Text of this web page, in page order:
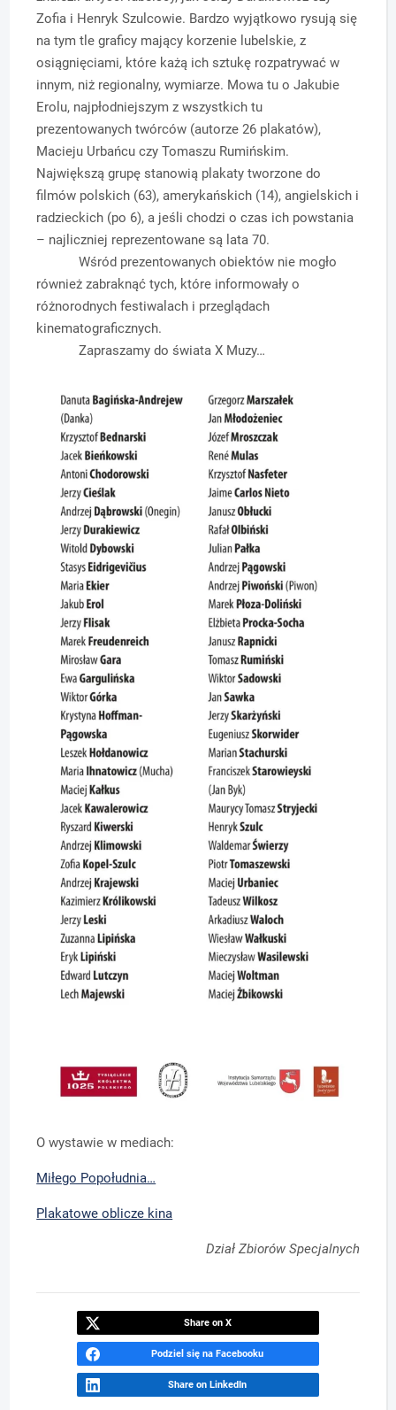
Zofia i Henryk Szulcowie. Bardzo wyjątkowo rysują się
na tym tle graficy mający korzenie lubelskie, z
osiągnięciami, które każą ich sztukę rozpatrywać w
innym, niż regionalny, wymiarze. Mowa tu o Jakubie
Erolu, najpłodniejszym z wszystkich tu
prezentowanych twórców (autorze 26 plakatów),
Macieju Urbańcu czy Tomaszu Rumińskim.
Największą grupę stanowią plakaty tworzone do
filmów polskich (63), amerykańskich (14), angielskich i
radzieckich (po 6), a jeśli chodzi o czas ich powstania
– najliczniej reprezentowane są lata 70.
Wśród prezentowanych obiektów nie mogło
również zabraknąć tych, które informowały o
różnorodnych festiwalach i przeglądach
kinematograficznych.
Zapraszamy do świata X Muzy…
O wystawie w mediach:
Miłego Popołudnia…
Plakatowe oblicze kina
Dział Zbiorów Specjalnych
Share on X
Podziel się na Facebooku
Share on LinkedIn